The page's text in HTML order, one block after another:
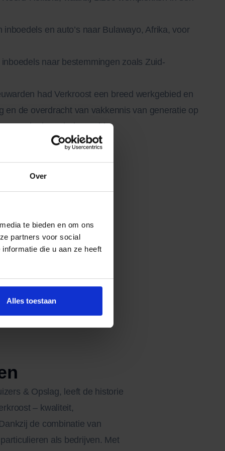
Over
te bieden en om ons
partners voor social
die u aan ze heeft
Alles toestaan
en auto’s naar Bulawayo, Afrika, voor
naar bestemmingen zoals Zuid-
had Verkroost een breed werkgebied en
en de overdracht van vakkennis van generatie op
naam in de verhuiswereld.
& Opslag, leeft de historie
– kwaliteit,
de combinatie van
als bedrijven. Met